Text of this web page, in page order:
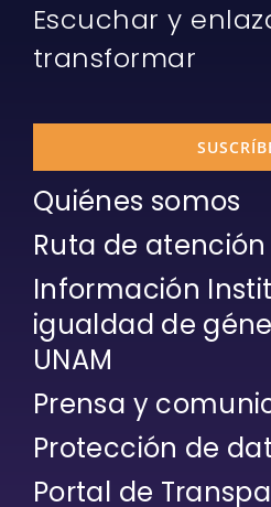
Escuchar y
transformar
Quiénes somos
Ruta de atención
Información
igualdad de
UNAM
Prensa y
Protección de
Portal de